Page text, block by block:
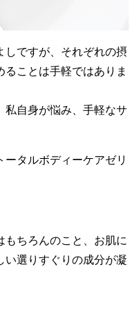
しですが、それぞれの摂
ことは手軽ではありま
私自身が悩み、手軽なサ
タルボディーケアゼリ
ちろんのこと、お肌に
い選りすぐりの成分が凝